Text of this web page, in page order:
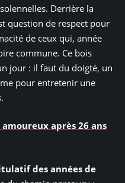
Derrière la
question de respect pour
de ceux qui, année
commune. Ce bois
jour : il faut du doigté, un
pour entretenir une
après 26 ans
des années de